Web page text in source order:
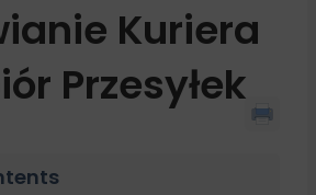
Kuriera
Przesyłek